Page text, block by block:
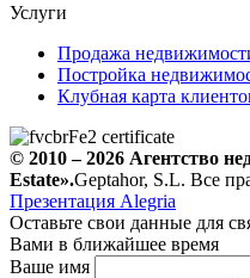
Услуги
Продажа
Постройка
Клубная карта
© 2010 – 2026 Агентство
Estate».Geptahor, S.L. Все
Презентация Alegria
Оставьте свои данные для
Вами в ближайшее время
Ваше имя